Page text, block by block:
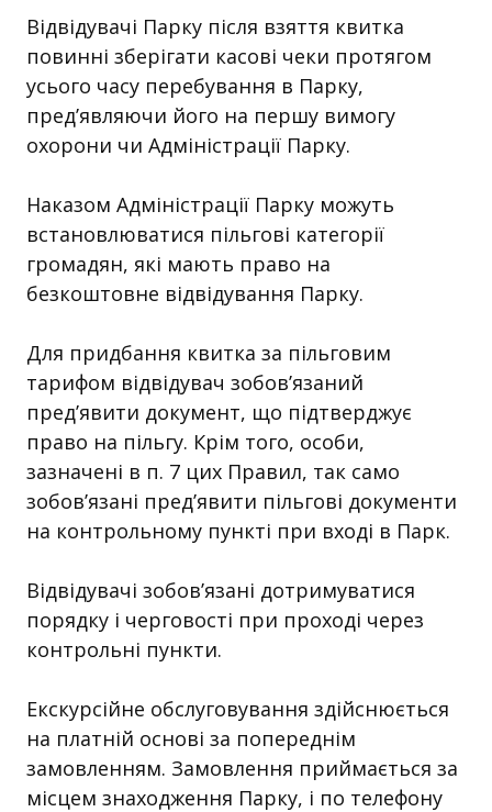
Відвідувачі Парку після взяття квитка
повинні зберігати касові чеки протягом
усього часу перебування в Парку,
пред’являючи його на першу вимогу
охорони чи Адміністрації Парку.
Наказом Адміністрації Парку можуть
встановлюватися пільгові категорії
громадян, які мають право на
безкоштовне відвідування Парку.
Для придбання квитка за пільговим
тарифом відвідувач зобов’язаний
пред’явити документ, що підтверджує
право на пільгу. Крім того, особи,
зазначені в п. 7 цих Правил, так само
зобов’язані пред’явити пільгові документи
на контрольному пункті при вході в Парк.
Відвідувачі зобов’язані дотримуватися
порядку і черговості при проході через
контрольні пункти.
Екскурсійне обслуговування здійснюється
на платній основі за попереднім
замовленням. Замовлення приймається за
місцем знаходження Парку, і по телефону